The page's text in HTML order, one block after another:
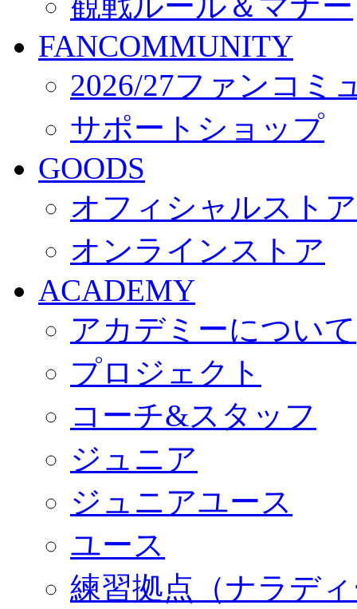
FANCOMMUNITY
2026/27ファンコミ
サポートショップ
GOODS
オフィシャルスト
オンラインストア
ACADEMY
アカデミーについて
プロジェクト
コーチ&スタッフ
ジュニア
ジュニアユース
ユース
練習拠点（ナラデ